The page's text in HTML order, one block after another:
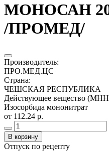
МОНОСАН
/ПРОМЕД/
Производитель:
ПРО.МЕД.ЦС
Страна:
ЧЕШСКАЯ РЕСПУБЛИКА
Действующее вещество
Изосорбида мононитрат
от 112.24 р.
В корзину
Отпуск по рецепту